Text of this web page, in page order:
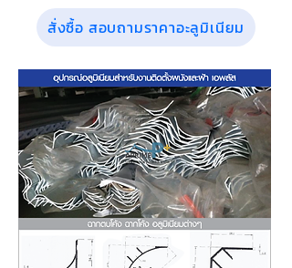
สั่งซื้อ สอบถามราคาอะลูมิเนียม